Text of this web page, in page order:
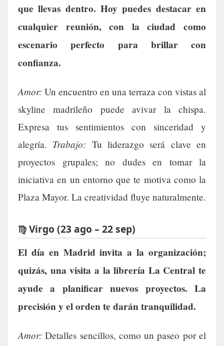
que llevas dentro. Hoy puedes destacar en
cualquier reunión, con la ciudad como
escenario perfecto para brillar con
confianza.
Amor: Un encuentro en una terraza con vistas al
skyline madrileño puede avivar la chispa.
Expresa tus sentimientos con sinceridad y
alegría. Trabajo: Tu liderazgo será clave en
proyectos grupales; no dudes en tomar la
iniciativa en un entorno que te motiva como la
Plaza Mayor. La creatividad fluye naturalmente.
♍ Virgo (23 ago – 22 sep)
El día en Madrid invita a la organización;
quizás, una visita a la librería La Central te
ayude a planificar nuevos proyectos. La
precisión y el orden te darán tranquilidad.
Amor: Detalles sencillos, como un paseo por el